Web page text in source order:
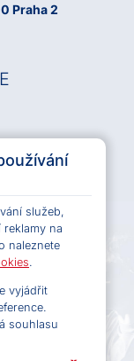
služeb,
na
naleznete
.
vyjádřit
souhlasu
Praha 2
OSA